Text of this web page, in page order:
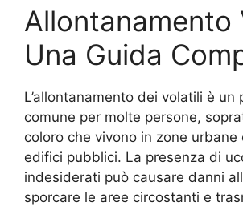
Allontanamento
Una Guida
L’allontanamento dei volatili è un
comune per molte persone,
coloro che vivono in zone urbane
edifici pubblici. La presenza di
indesiderati può causare danni
sporcare le aree circostanti e